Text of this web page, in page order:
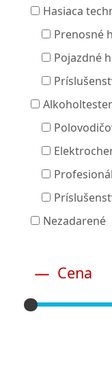
Hasiaca
Prenosné
Pojazdné
Nezadarené
Cena